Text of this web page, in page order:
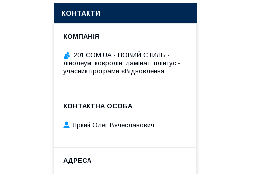
КОНТАКТИ
201.COM.UA - НОВИЙ СТИЛЬ -
лінолеум, ковролін, ламінат, плінтус -
учасник програми єВідновлення
Яркий Олег Вячеславович